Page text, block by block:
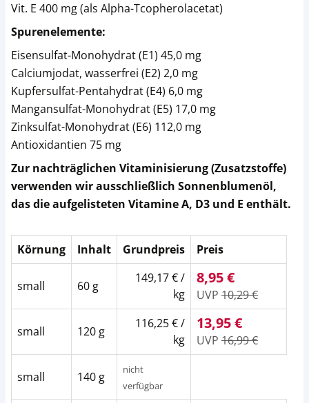
Vit. E 400 mg (als Alpha-Tcopherolacetat)
Spurenelemente:
Eisensulfat-Monohydrat (E1) 45,0 mg
Calciumjodat, wasserfrei (E2) 2,0 mg
Kupfersulfat-Pentahydrat (E4) 6,0 mg
Mangansulfat-Monohydrat (E5) 17,0 mg
Zinksulfat-Monohydrat (E6) 112,0 mg
Antioxidantien 75 mg
Zur nachträglichen Vitaminisierung (Zusatzstoffe)
verwenden wir ausschließlich Sonnenblumenöl,
das die aufgelisteten Vitamine A, D3 und E enthält.
Körnung Inhalt Grundpreis Preis
small 60 g
149,17 € /
kg
8,95 €
UVP 10,29 €
small 120 g
116,25 € /
kg
13,95 €
UVP 16,99 €
small 140 g
nicht
verfügbar